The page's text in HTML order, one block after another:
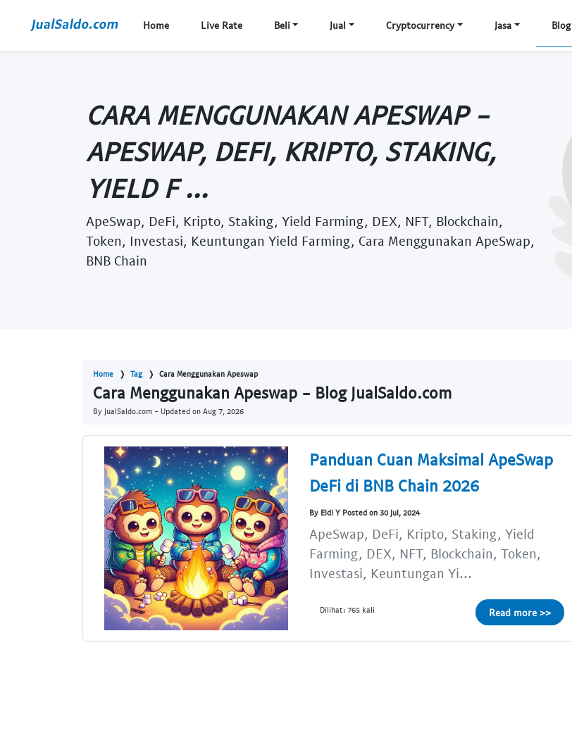
Home Live Rate Beli Jual Cryptocurrency Jasa Blog
CARA MENGGUNAKAN APESWAP -
APESWAP, DEFI, KRIPTO, STAKING,
YIELD F ...
ApeSwap, DeFi, Kripto, Staking, Yield Farming, DEX, NFT, Blockchain,
Token, Investasi, Keuntungan Yield Farming, Cara Menggunakan ApeSwap,
BNB Chain
Home Tag Cara Menggunakan Apeswap
Cara Menggunakan Apeswap - Blog JualSaldo.com
By JualSaldo.com - Updated on Aug 7, 2026
Panduan Cuan Maksimal ApeSwap
DeFi di BNB Chain 2026
By Eldi Y Posted on 30 Jul, 2024
ApeSwap, DeFi, Kripto, Staking, Yield
Farming, DEX, NFT, Blockchain, Token,
Investasi, Keuntungan Yi...
Dilihat: 765 kali Read more >>